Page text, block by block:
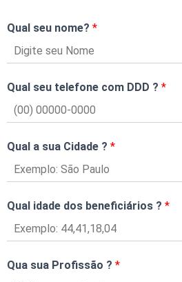
Qual seu nome? *
Qual seu telefone com DDD ? *
Qual a sua Cidade ? *
Qual idade dos beneficiários ? *
Qua sua Profissão ? *